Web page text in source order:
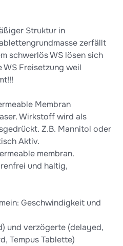
Struktur in
zerfällt
schwerlös WS lösen sich
WS Freisetzung weil
Membran
Wirkstoff wird als
Z.B. Mannitol oder
Aktiv.
membran.
und haltig,
Geschwindigkeit und
und verzögerte (delayed,
Tempus Tablette)